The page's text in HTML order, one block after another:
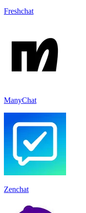
Freshchat
ManyChat
Zenchat